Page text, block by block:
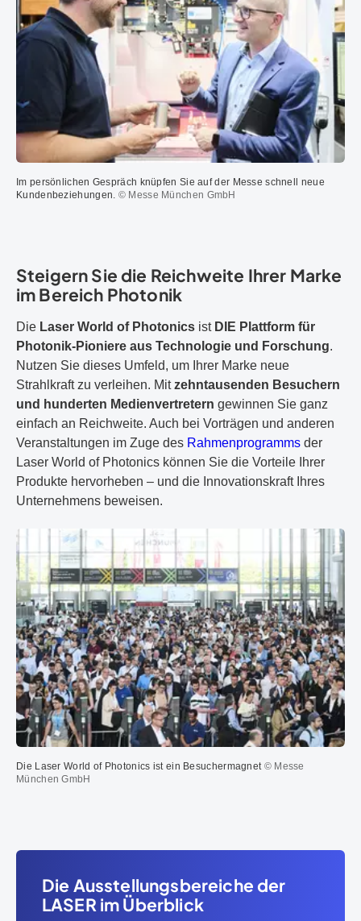
Im persönlichen Gespräch knüpfen Sie auf der Messe schnell neue
Kundenbeziehungen. © Messe München GmbH
Steigern Sie die Reichweite Ihrer Marke
im Bereich Photonik
Die Laser World of Photonics ist DIE Plattform für
Photonik-Pioniere aus Technologie und Forschung.
Nutzen Sie dieses Umfeld, um Ihrer Marke neue
Strahlkraft zu verleihen. Mitzehntausenden Besuchern
und hunderten Medienvertretern gewinnen Sie ganz
einfach an Reichweite. Auch bei Vorträgen und anderen
Veranstaltungen im Zuge des Rahmenprogramms der
Laser World of Photonics können Sie die Vorteile Ihrer
Produkte hervorheben – und die Innovationskraft Ihres
Unternehmens beweisen.
Die Laser World of Photonics ist ein Besuchermagnet© Messe
München GmbH
Die Ausstellungsbereiche der
LASER im Überblick